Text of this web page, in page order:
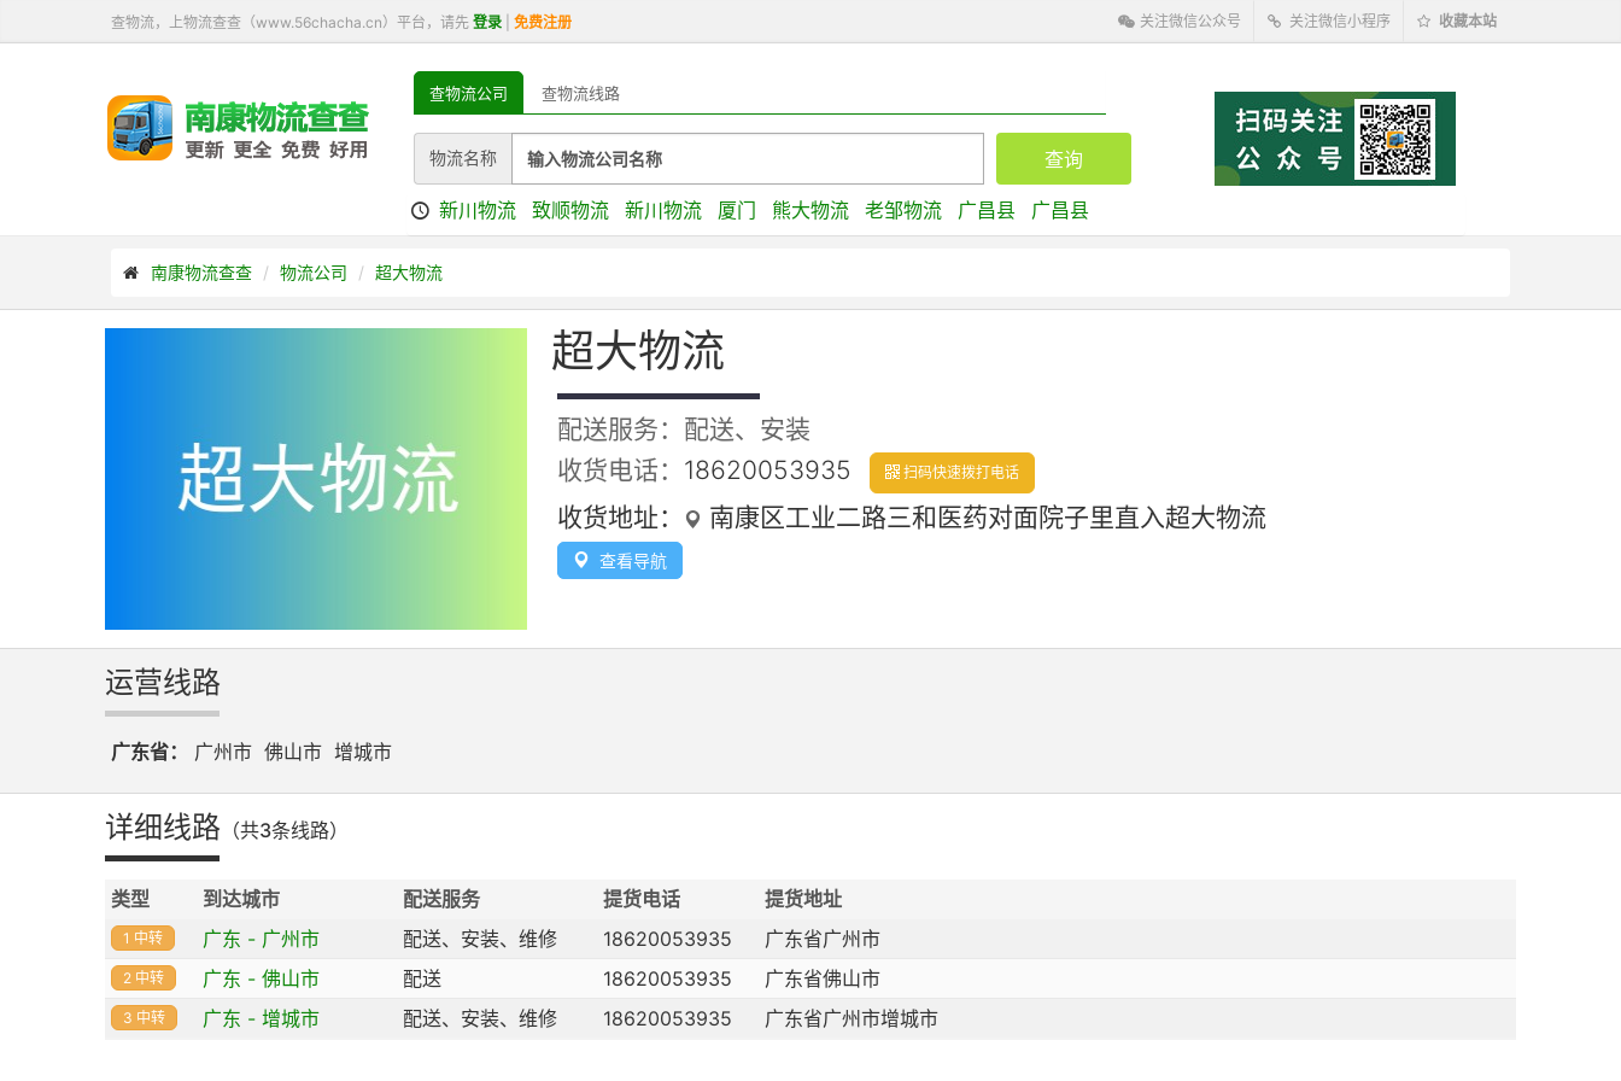
查物流，上物流查查（www.56chacha.cn）平台，请先 登录 免费注册 关注微信公众号 关注微信小程序 收藏本站
查物流公司 查物流线路
物流名称
新川物流 致顺物流 新川物流 厦门 熊大物流 老邹物流 广昌县 广昌县
南康物流查查 物流公司 超大物流
超大物流
配送服务：配送、安装
收货电话： 18620053935 扫码快速拨打电话
收货地址： 南康区工业二路三和医药对面院子里直入超大物流
查看导航
运营线路
广东省： 广州市 佛山市 增城市
详细线路 （共3条线路）
类型 到达城市 配送服务 提货电话 提货地址
1 中转 广东 - 广州市 配送、安装、维修 18620053935 广东省广州市
2 中转 广东 - 佛山市 配送 18620053935 广东省佛山市
3 中转 广东 - 增城市 配送、安装、维修 18620053935 广东省广州市增城市